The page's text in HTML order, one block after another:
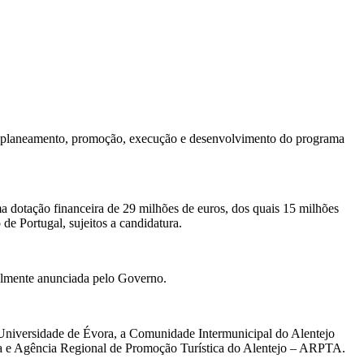
promoção, execução e desenvolvimento do programa
financeira de 29 milhões de euros, dos quais 15 milhões
Portugal, sujeitos a candidatura.
anunciada pelo Governo.
de Évora, a Comunidade Intermunicipal do Alentejo
Agência Regional de Promoção Turística do Alentejo – ARPTA.